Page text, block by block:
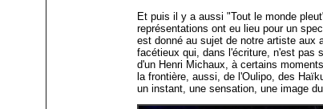
Et puis il y a aussi "Tout le monde
représentations ont eu lieu pour un
est donné au sujet de notre artiste aux
facétieux qui, dans l'écriture, n'est pas
d'un Henri Michaux, à certains
la frontière, aussi, de l'Oulipo, des
un instant, une sensation, une image